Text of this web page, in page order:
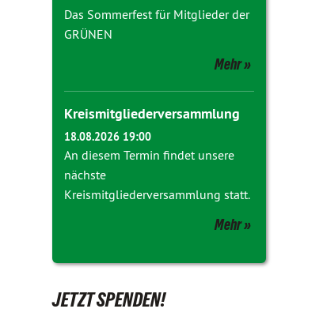
Das Sommerfest für Mitglieder der
GRÜNEN
Mehr
Kreismitgliederversammlung
18.08.2026 19:00
An diesem Termin findet unsere
nächste
Kreismitgliederversammlung statt.
Mehr
JETZT SPENDEN!